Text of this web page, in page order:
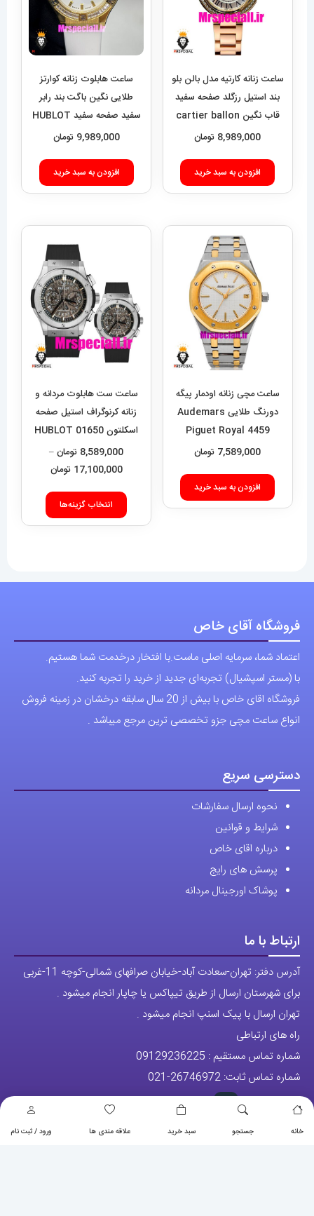
خانه جستجو سبد خرید علاقه مندی ها ورود / ثبت نام
ساعت زنانه کارتیه مدل بالن بلو
بند استیل رزگلد صفحه سفید
قاب نگین cartier ballon
bleu 020909
8,989,000 تومان
افزودن به سبد خرید
ساعت هابلوت زنانه کوارتز
طلایی نگین باگت بند رابر
سفید صفحه سفید HUBLOT
BIG BANG 020992
9,989,000 تومان
افزودن به سبد خرید
ساعت مچی زنانه اودمار پیگه
دورنگ طلایی Audemars
Piguet Royal 4459
7,589,000 تومان
افزودن به سبد خرید
ساعت ست هابلوت مردانه و
زنانه کرنوگراف استیل صفحه
اسکلتون 01650 HUBLOT
BIG BANG
8,589,000 تومان–
17,100,000 تومانمحدوده
تا
انتخاب گزینه‌ها
این
محصول
گزینه
ها
است
انتخاب
فروشگاه آقای خاص
اعتماد شما، سرمایه اصلی ماست.با افتخار درخدمت شما هستیم.
با (مستر اسپشیال) تجربه‌ای جدید از خرید را تجربه کنید.
فروشگاه اقای خاص با بیش از 20 سال سابقه درخشان در زمینه فروش
انواع ساعت مچی جزو تخصصی ترین مرجع میباشد .
دسترسی سریع
نحوه ارسال سفارشات
شرایط و قوانین
درباره اقای خاص
پرسش های رایج
پوشاک اورجینال مردانه
ارتباط با ما
آدرس دفتر: تهران-سعادت آباد-خیابان صرافهای شمالی-کوچه 11-غربی
برای شهرستان ارسال از طریق تیپاکس یا چاپار انجام میشود .
تهران ارسال با پیک اسنپ انجام میشود .
راه های ارتباطی
شماره تماس مستقیم : 09129236225
شماره تماس ثابت: 26746972
-021
تلگرام
پیج ساعت